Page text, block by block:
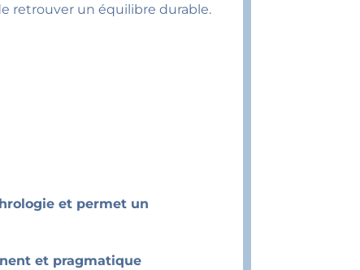
retrouver un équilibre durable.
et permet un
et pragmatique